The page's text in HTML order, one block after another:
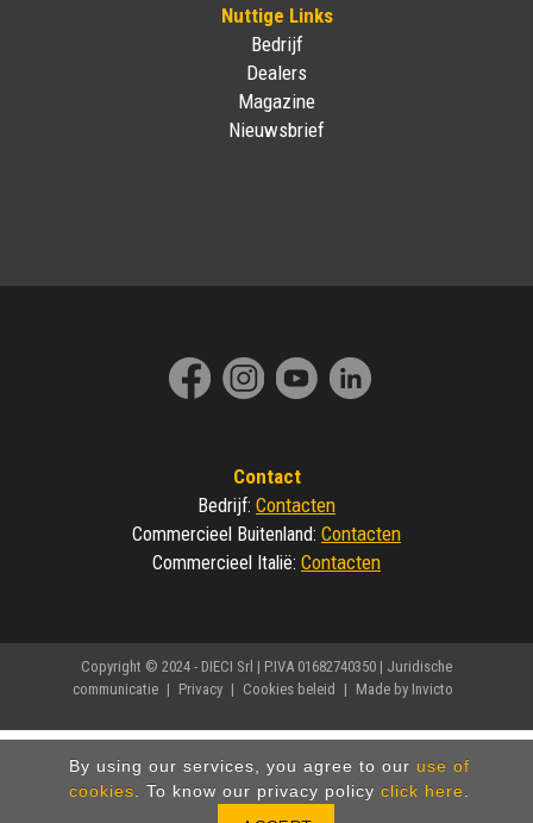
By using our services, you agree to our use of
cookies. To know our privacy policy click here.
Nuttige Links
Bedrijf
Dealers
Magazine
Nieuwsbrief
Contact
Bedrijf: Contacten
Commercieel Buitenland: Contacten
Commercieel Italië: Contacten
Copyright © 2024 - DIECI Srl | P.IVA 01682740350 | Juridische
communicatie | Privacy | Cookies beleid | Made by Invicto